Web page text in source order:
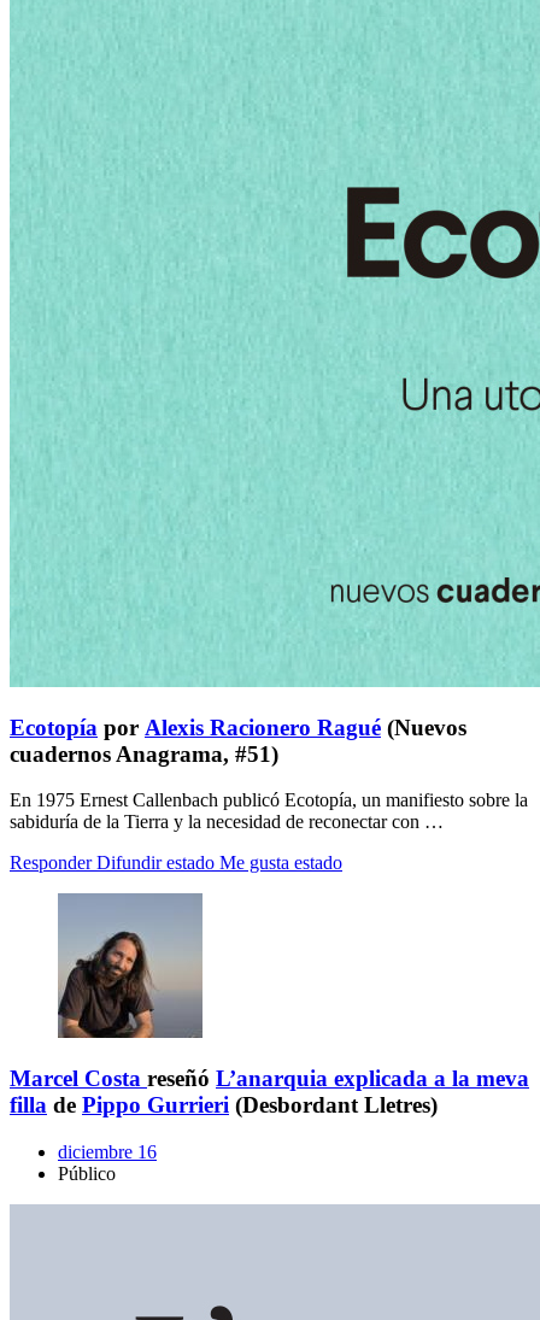
Ecotopía por Alexis Racionero Ragué (Nuevos
cuadernos Anagrama, #51)
En 1975 Ernest Callenbach publicó Ecotopía, un manifiesto sobre la
sabiduría de la Tierra y la necesidad de reconectar con …
Responder Difundir estado Me gusta estado
Marcel Costa reseñó L’anarquia explicada a la meva
filla de Pippo Gurrieri (Desbordant Lletres)
diciembre 16
Público